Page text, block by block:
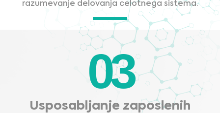
razumevanje delovanja celotnega sistema.
03
Usposabljanje zaposlenih